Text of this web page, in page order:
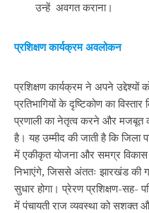
उन्हें अवगत कराना।
प्रशिक्षण कार्यक्रम अवलोकन
प्रशिक्षण कार्यक्रम ने अपने उद्देश्यों
प्रतिभागियों के दृष्टिकोण का
प्रणाली का नेतृत्व करने और
है। यह उम्मीद की जाती है कि जिला
में एकीकृत योजना और समग्र विकास
निभाएंगे, जिससे अंततः झारखंड की
सुधार होगा। प्रेरण प्रशिक्षण-सह-
में पंचायती राज व्यवस्था को सशक्त